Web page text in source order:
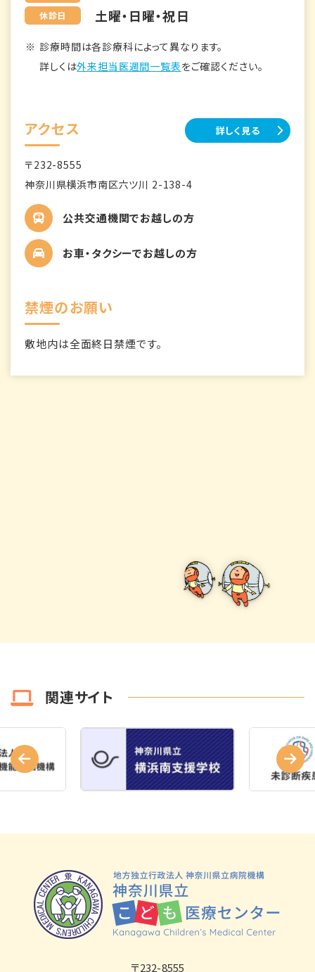
休診日 土曜・日曜・祝日
診療時間は各診療科によって異なります。
詳しくは外来担当医週間一覧表をご確認ください。
アクセス 詳しく見る
〒232-8555
神奈川県横浜市南区六ツ川 2-138-4
公共交通機関でお越しの方
お車・タクシーでお越しの方
禁煙のお願い
敷地内は全面終日禁煙です。
関連サイト
〒232-8555